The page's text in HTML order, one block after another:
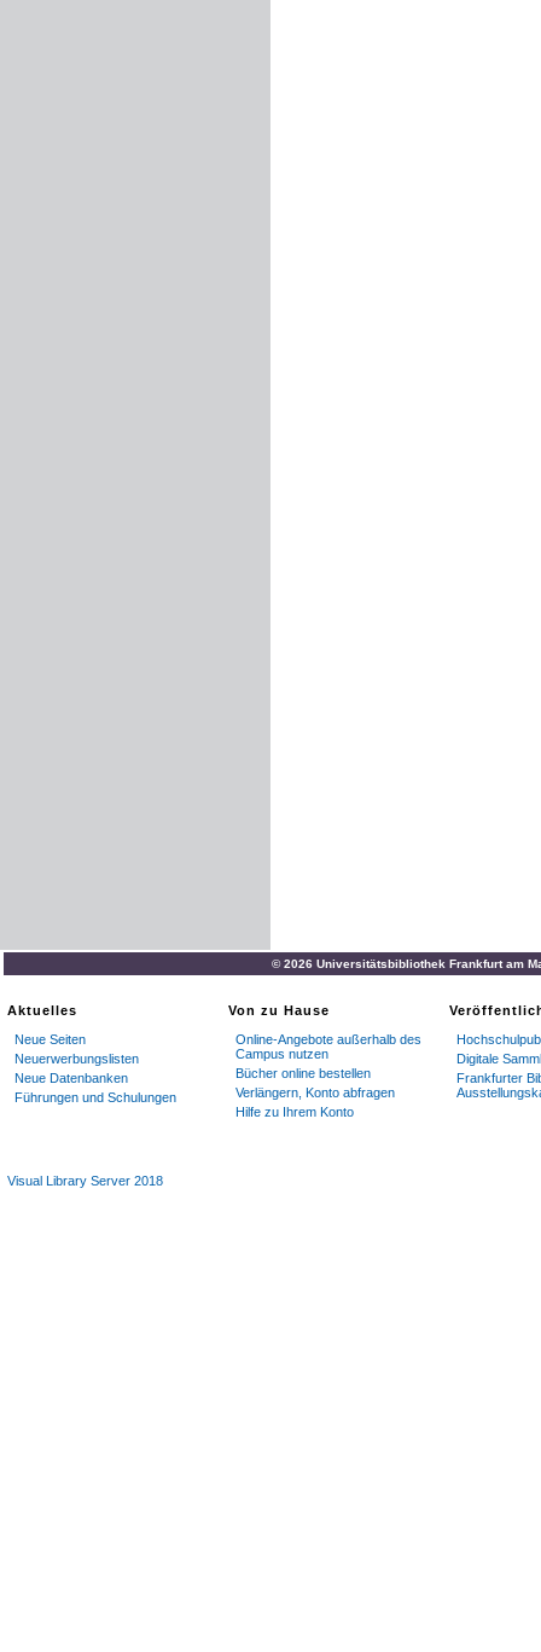
© 2026 Universitätsbibliothek Frankfurt am
Aktuelles
Neue Seiten
Neuerwerbungslisten
Neue Datenbanken
Führungen und Schulungen
Von zu Hause
Online-Angebote außerhalb des
Campus nutzen
Bücher online bestellen
Verlängern, Konto abfragen
Hilfe zu Ihrem Konto
Digitale
Frankfurter
Visual Library Server 2018